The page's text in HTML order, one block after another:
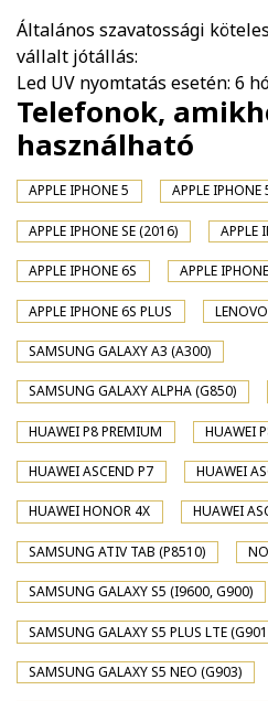
Általános szavatossági
vállalt jótállás:
Led UV nyomtatás esetén: 6
Telefonok,
használható
APPLE IPHONE 5 APPLE IPHONE
APPLE IPHONE SE (2016) APPLE
APPLE IPHONE 6S APPLE
APPLE IPHONE 6S PLUS
SAMSUNG GALAXY A3 (A300)
SAMSUNG GALAXY ALPHA (G850)
HUAWEI P8 PREMIUM HUAWEI
HUAWEI ASCEND P7 HUAWEI
HUAWEI HONOR 4X HUAWEI
SAMSUNG ATIV TAB (P8510)
SAMSUNG GALAXY S5 (I9600, G900)
SAMSUNG GALAXY S5 PLUS LTE
SAMSUNG GALAXY S5 NEO (G903)